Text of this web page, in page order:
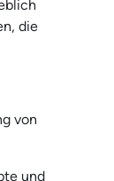
die
von
und